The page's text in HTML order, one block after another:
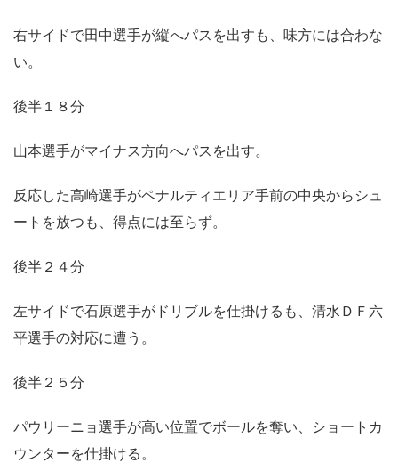
右サイドで田中選手が縦へパスを出すも、味方には合わな
い。
後半１８分
山本選手がマイナス方向へパスを出す。
反応した高崎選手がペナルティエリア手前の中央からシュ
ートを放つも、得点には至らず。
後半２４分
左サイドで石原選手がドリブルを仕掛けるも、清水ＤＦ六
平選手の対応に遭う。
後半２５分
パウリーニョ選手が高い位置でボールを奪い、ショートカ
ウンターを仕掛ける。